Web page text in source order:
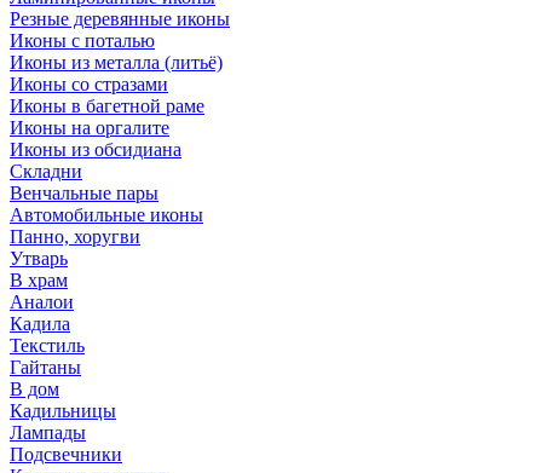
Резные деревянные иконы
Иконы с поталью
Иконы из металла (литьё)
Иконы со стразами
Иконы в багетной раме
Иконы на оргалите
Иконы из обсидиана
Складни
Венчальные пары
Автомобильные иконы
Панно, хоругви
Утварь
В храм
Аналои
Кадила
Текстиль
Гайтаны
В дом
Кадильницы
Лампады
Подсвечники